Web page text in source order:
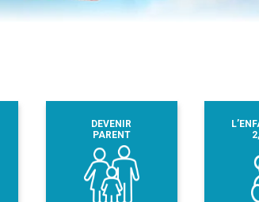
DEVENIR
PARENT